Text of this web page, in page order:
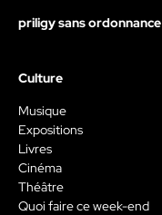
priligy sans ordonnance
Culture
Musique
Expositions
Livres
Cinéma
Théâtre
Quoi faire ce week-end